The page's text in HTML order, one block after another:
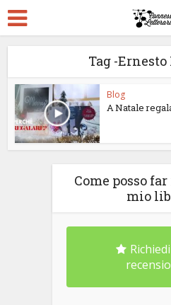
Tag -
Blog
A Natale
Come posso
mio